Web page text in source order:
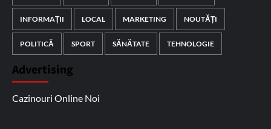
INFORMAȚII LOCAL MARKETING NOUTĂȚI
POLITICĂ SPORT SĂNĂTATE TEHNOLOGIE
Advertising
Cazinouri Online Noi